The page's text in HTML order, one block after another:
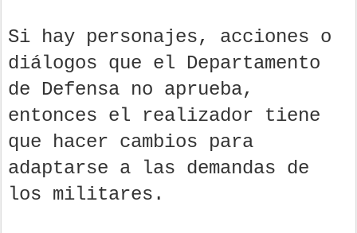
Si hay personajes, acciones o
diálogos que el Departamento
de Defensa no aprueba,
entonces el realizador tiene
que hacer cambios para
adaptarse a las demandas de
los militares.